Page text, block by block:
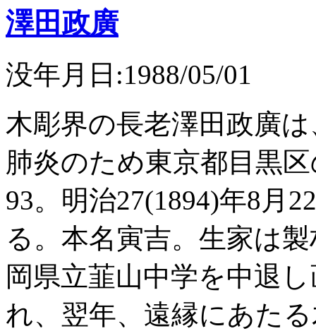
澤田政廣
没年月日:1988/05/01
木彫界の長老澤田政廣
肺炎のため東京都目黒
93。明治27(1894)年8月
る。本名寅吉。生家は
岡県立韮山中学を中退
れ、翌年、遠縁にあた